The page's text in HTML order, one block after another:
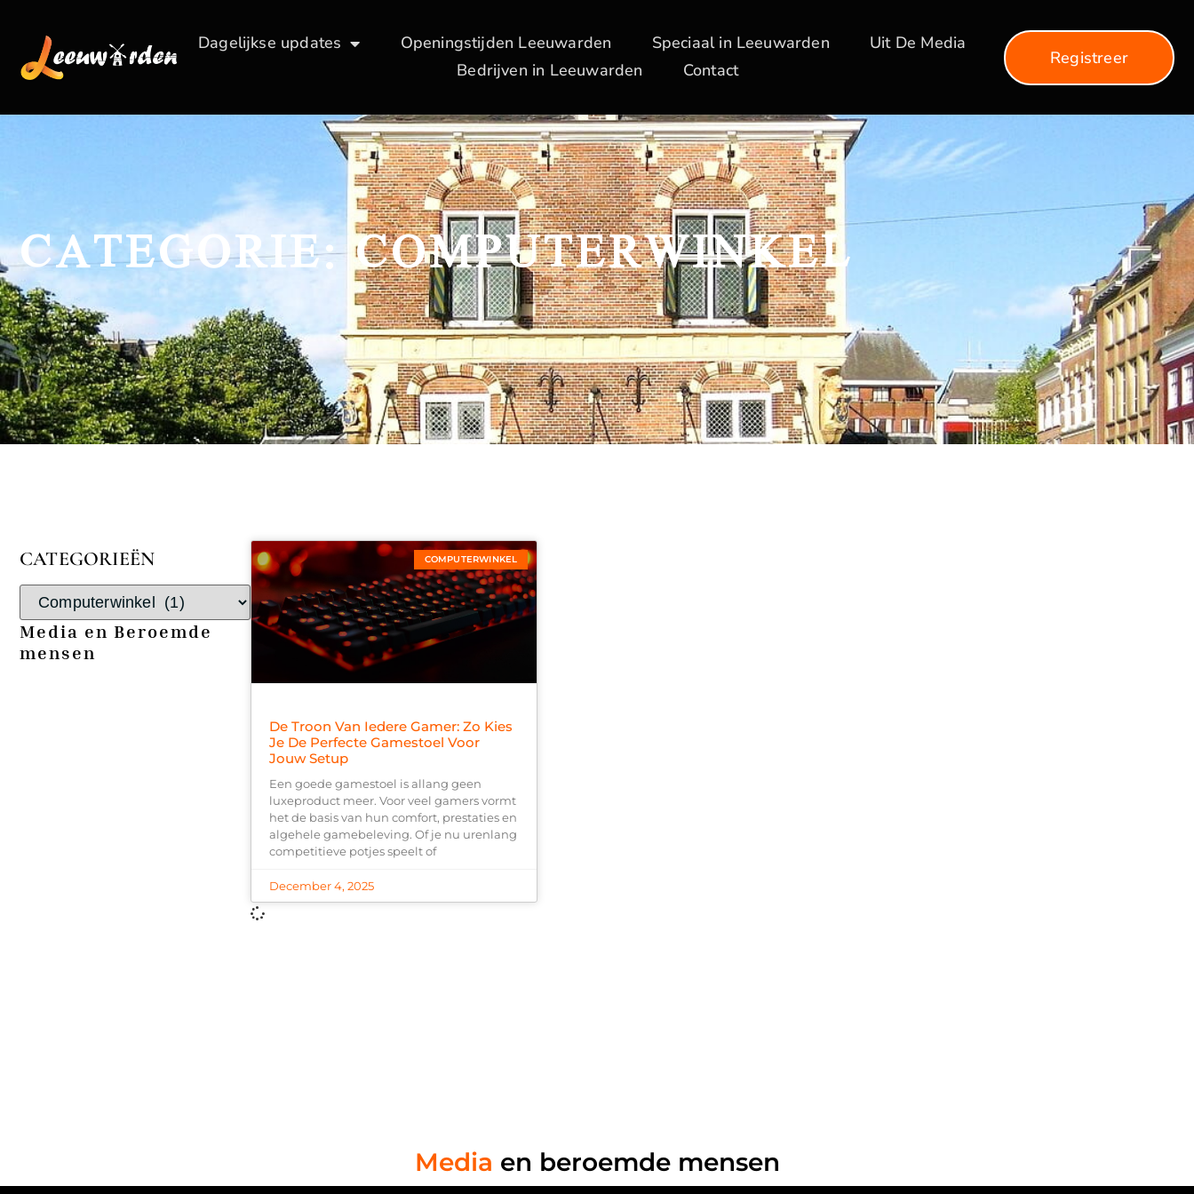
Dagelijkse updates Openingstijden Leeuwarden Speciaal in Leeuwarden
Uit De Media
Bedrijven in Leeuwarden
Contact
Registreer
CATEGORIE: COMPUTERWINKEL
CATEGORIEËN
Media en Beroemde
mensen
COMPUTERWINKEL
De Troon Van Iedere Gamer: Zo Kies
Je De Perfecte Gamestoel Voor
Jouw Setup
Een goede gamestoel is allang geen
luxeproduct meer. Voor veel gamers vormt
het de basis van hun comfort, prestaties en
algehele gamebeleving. Of je nu urenlang
competitieve potjes speelt of
December 4, 2025
Media en beroemde mensen